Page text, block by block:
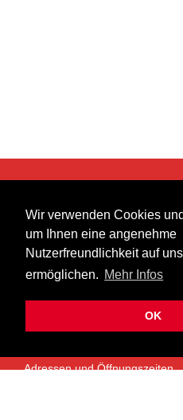
Wir verwenden Cookies
um Ihnen eine angenehme
Nutzerfreundlichkeit auf
ermöglichen. Mehr Infos
OK
heer musik ag
Lättenstrasse 35
8952 Schlieren
info@heermusic.com
ÜBER
Adressen und Öffnungszeiten